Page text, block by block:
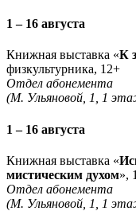
1 – 16 августа
Книжная выставка «К
физкультурника, 12+
Отдел абонемента
(М. Ульяновой, 1, 1
1 – 16 августа
Книжная выставка «
мистическим духом»,
Отдел абонемента
(М. Ульяновой, 1, 1